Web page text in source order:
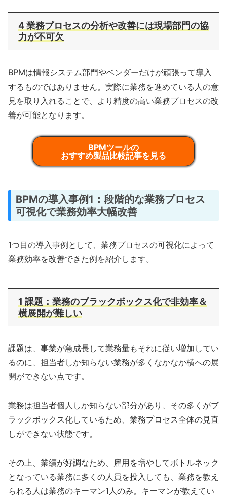
4 業務プロセスの分析や改善には現場部門の協
力が不可欠
BPMは情報システム部門やベンダーだけが頑張って導入
するものではありません。実際に業務を進めている人の意
見を取り入れることで、より精度の高い業務プロセスの改
善が可能となります。
BPMツールの
おすすめ製品比較記事を見る
BPMの導入事例1：段階的な業務プロセス
可視化で業務効率大幅改善
1つ目の導入事例として、業務プロセスの可視化によって
業務効率を改善できた例を紹介します。
1 課題：業務のブラックボックス化で非効率＆
横展開が難しい
課題は、事業が急成長して業務量もそれに従い増加してい
るのに、担当者しか知らない業務が多くなかなか横への展
開ができない点です。
業務は担当者個人しか知らない部分があり、その多くがブ
ラックボックス化しているため、業務プロセス全体の見直
しができない状態です。
その上、業績が好調なため、雇用を増やしてボトルネック
となっている業務に多くの人員を投入しても、業務を教え
られる人は業務のキーマン1人のみ。キーマンが教えてい